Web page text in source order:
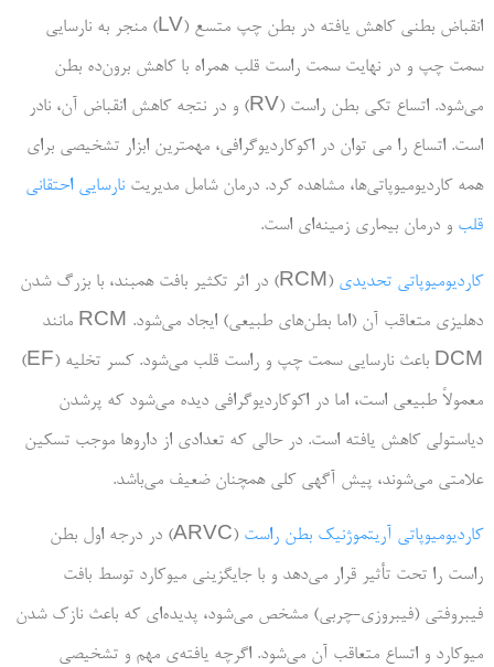
انقباض بطنی کاهش یافته در بطن چپ متسع (LV) منجر به نارسایی
سمت چپ و در نهایت سمت راست قلب همراه با کاهش برون‌­ده بطن
می‌شود. اتساع تکی بطن راست (RV) و در نتجه کاهش انقباض آن، نادر
است. اتساع را می توان در اکوکاردیوگرافی، مهمترین ابزار تشخیصی برای
همه کاردیومیوپاتی‌ها، مشاهده کرد. درمان شامل مدیریت نارسایی احتقانی
قلب و درمان بیماری زمینه‌ای است.
کاردیومیوپاتی تحدیدی
(RCM) در اثر تکثیر بافت همبند، با بزرگ شدن
دهلیزی متعاقب آن (اما بطن‌های طبیعی) ایجاد می‌شود. RCM مانند
DCM باعث نارسایی سمت چپ و راست قلب می‌شود. کسر تخلیه (EF)
معمولاً طبیعی است، اما در اکوکاردیوگرافی دیده می‌­شود که پرشدن
دیاستولی کاهش یافته است. در حالی که تعدادی از داروها موجب تسکین
علامتی می‌شوند، پیش آگهی کلی همچنان ضعیف می‌باشد.
کاردیومیوپاتی آریتموژنیک بطن راست
(ARVC) در درجه اول بطن
راست را تحت تأثیر قرار می‌دهد و با جایگزینی میوکارد توسط بافت
فیبروفتی (فیبروزی-چربی) مشخص می‌شود، پدیده­‌ای که باعث نازک شدن
میوکارد و اتساع متعاقب آن می‌شود. اگرچه یافته­‌ی مهم و تشخیصی